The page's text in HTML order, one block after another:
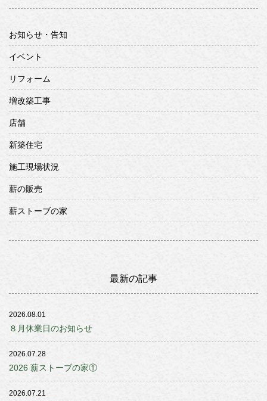
お知らせ・告知
イベント
リフォーム
増改築工事
店舗
新築住宅
施工現場状況
薪の販売
薪ストーブの家
最新の記事
2026.08.01
８月休業日のお知らせ
2026.07.28
2026 薪ストーブの家①
2026.07.21